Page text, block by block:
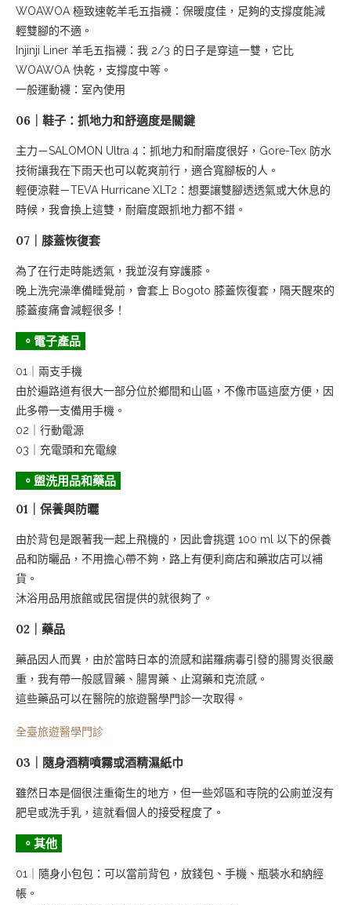
WOAWOA 極致速乾羊毛五指襪：保暖度佳，足夠的支撐度能減
輕雙腳的不適。
Injinji Liner 羊毛五指襪：我 2/3 的日子是穿這一雙，它比
WOAWOA 快乾，支撐度中等。
一般運動襪：室內使用
06｜鞋子：抓地力和舒適度是關鍵
主力－SALOMON Ultra 4：抓地力和耐磨度很好，Gore-Tex 防水
技術讓我在下雨天也可以乾爽前行，適合寬腳板的人。
輕便涼鞋－TEVA Hurricane XLT2：想要讓雙腳透透氣或大休息的
時候，我會換上這雙，耐磨度跟抓地力都不錯。
07｜膝蓋恢復套
為了在行走時能透氣，我並沒有穿護膝。
晚上洗完澡準備睡覺前，會套上 Bogoto 膝蓋恢復套，隔天醒來的
膝蓋痠痛會減輕很多！
。電子產品
01｜兩支手機
由於遍路道有很大一部分位於鄉間和山區，不像市區這麼方便，因
此多帶一支備用手機。
02｜行動電源
03｜充電頭和充電線
。盥洗用品和藥品
01｜保養與防曬
由於背包是跟著我一起上飛機的，因此會挑選 100 ml 以下的保養
品和防曬品，不用擔心帶不夠，路上有便利商店和藥妝店可以補
貨。
沐浴用品用旅館或民宿提供的就很夠了。
02｜藥品
藥品因人而異，由於當時日本的流感和諾羅病毒引發的腸胃炎很嚴
重，我有帶一般感冒藥、腸胃藥、止瀉藥和克流感。
這些藥品可以在醫院的旅遊醫學門診一次取得。
全臺旅遊醫學門診
03｜隨身酒精噴霧或酒精濕紙巾
雖然日本是個很注重衛生的地方，但一些郊區和寺院的公廁並沒有
肥皂或洗手乳，這就看個人的接受程度了。
。其他
01｜隨身小包包：可以當前背包，放錢包、手機、瓶裝水和納經
帳。